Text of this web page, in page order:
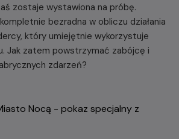
zostaje wystawiona na próbę.
bezradna w obliczu działania
który umiejętnie wykorzystuje
Jak zatem powstrzymać zabójcę i
zdarzeń?